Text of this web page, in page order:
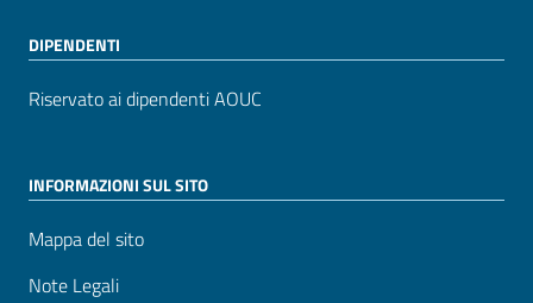
DIPENDENTI
Riservato ai dipendenti AOUC
INFORMAZIONI SUL SITO
Mappa del sito
Note Legali